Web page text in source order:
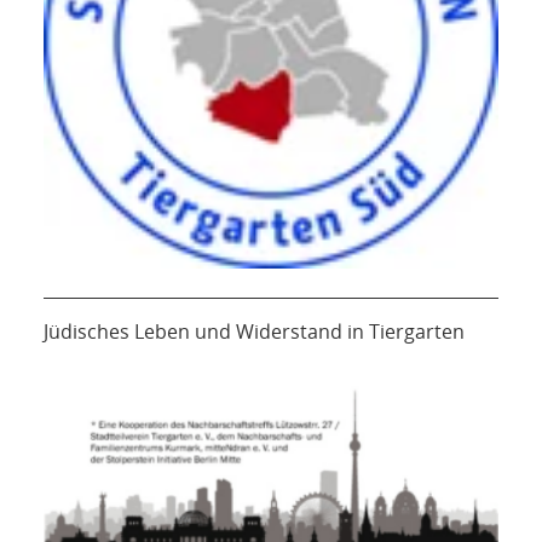
Jüdisches Leben und Widerstand in Tiergarten